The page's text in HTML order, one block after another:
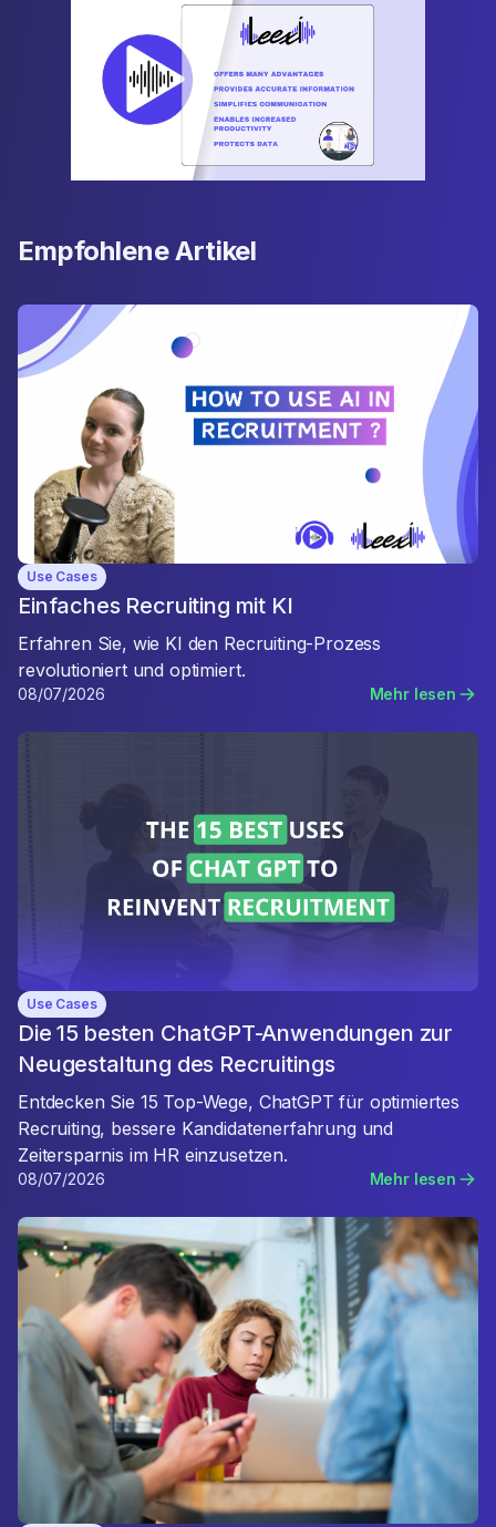
Empfohlene Artikel
Use Cases
Einfaches Recruiting mit KI
Erfahren Sie, wie KI den Recruiting-Prozess
revolutioniert und optimiert.
08/07/2026 Mehr lesen
Use Cases
Die 15 besten ChatGPT-Anwendungen zur
Neugestaltung des Recruitings
Entdecken Sie 15 Top-Wege, ChatGPT für optimiertes
Recruiting, bessere Kandidatenerfahrung und
Zeitersparnis im HR einzusetzen.
08/07/2026 Mehr lesen